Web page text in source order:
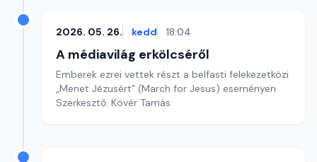
2026. 05. 26. kedd 18:04
A médiavilág erkölcséről
Emberek ezrei vettek részt a belfasti felekezetközi
„Menet Jézusért” (March for Jesus) eseményen
Szerkesztő: Kövér Tamás